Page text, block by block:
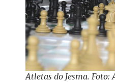
Atletas do Jesma. Foto: